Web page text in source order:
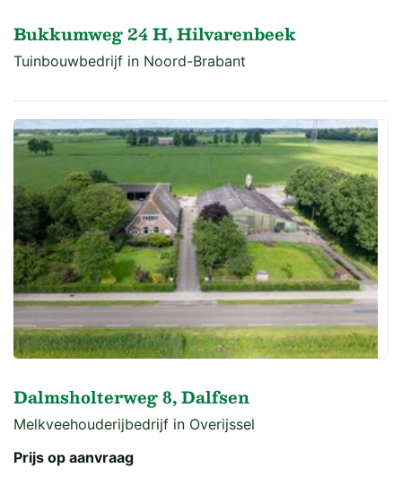
Bukkumweg 24 H, Hilvarenbeek
Tuinbouwbedrijf in Noord-Brabant
Dalmsholterweg 8, Dalfsen
Melkveehouderijbedrijf in Overijssel
Prijs op aanvraag